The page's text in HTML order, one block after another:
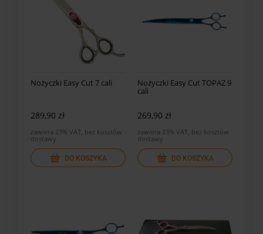
Nożyczki Easy Cut 7 cali
289,90 zł
zawiera 23% VAT, bez kosztów
dostawy
DO KOSZYKA
Nożyczki Easy Cut TOPAZ 9
cali
269,90 zł
zawiera 23% VAT, bez kosztów
dostawy
DO KOSZYKA